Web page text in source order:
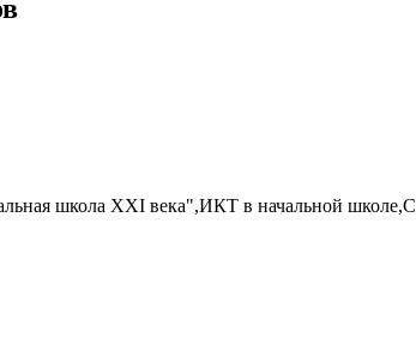
школа XXI века",ИКТ в начальной